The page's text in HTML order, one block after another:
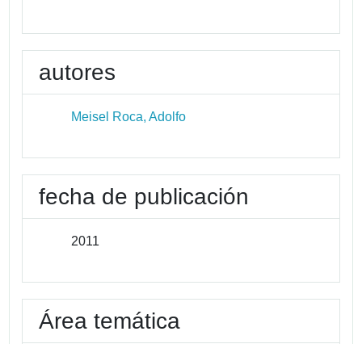
autores
Meisel Roca, Adolfo
fecha de publicación
2011
Área temática